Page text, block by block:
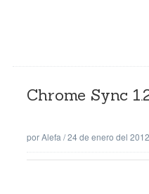
Chrome Sync
porAlefa /24 de enero del